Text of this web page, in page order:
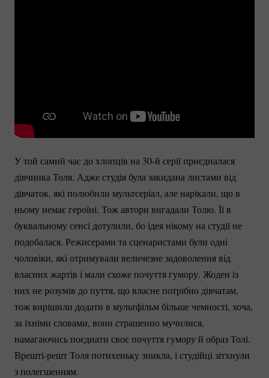
У той самий час до хлопців на 30-й серії приєдналася
дівчинка Толя. Адже студія була закидана листами від
дівчаток, які полюбили мультсеріал, але нарікали, що в
ньому немає героїні. Тож автори вигадали Толю. Її в
буквальному сенсі дотулили, бо ідея нікому на студії не
подобалася. Режисерами та сценаристами були одні
чоловіки, які отримували величезне задоволення від
власних жартів і мали схоже почуття гумору. Жоден із
них не розумів до пуття, що власне потрібно дівчатам,
тож вирішили додати в мультфільм більше чемності, хоча,
за їхніми словами, вони страшенно мучилися,
намагаючись поєднати своє почуття гумору й образ Толі.
Врешті-рештТоля потихеньку зникла, і студійці зітхнули
з полегшенням.